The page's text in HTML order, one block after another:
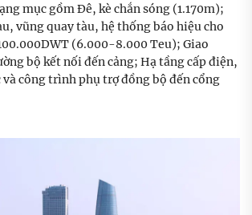
mục gồm Đê, kè chắn sóng (1.170m);
vũng quay tàu, hệ thống báo hiệu cho
(6.000-8.000 Teu); Giao
bộ kết nối đến cảng; Hạ tầng cấp điện,
và công trình phụ trợ đồng bộ đến cổng